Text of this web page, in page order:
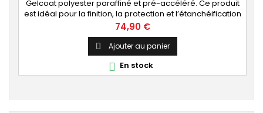
Gelcoat polyester paraffiné et pré-accéléré. Ce produit
est idéal pour la finition, la protection et l’étanchéification
de tout revêtement en polyester sur votre bateau, pièce
technique, camping-car, etc. 🔝 [Finition de qualité]
Fournit une couche extérieure lisse, brillante et uniforme
qui protège durablement la surface visible de votre
stratification...
Prix
74,90 €
 Ajouter au panier
 En stock